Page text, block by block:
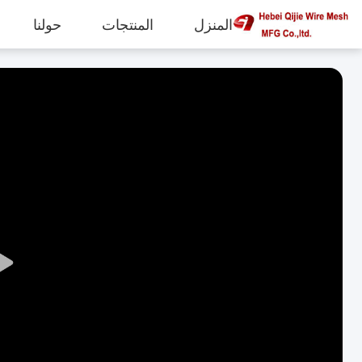
المنزل المنتجات حولنا